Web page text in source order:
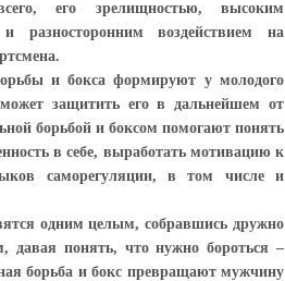
его зрелищностью, высоким
разносторонним воздействием на
и бокса формируют у молодого
защитить его в дальнейшем от
борьбой и боксом помогают понять
в себе, выработать мотивацию к
саморегуляции, в том числе и
одним целым, собравшись дружно
давая понять, что нужно бороться –
борьба и бокс превращают мужчину